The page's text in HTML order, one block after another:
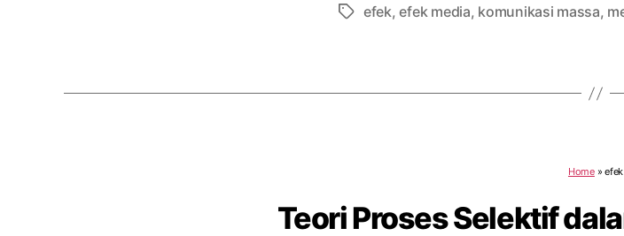
Tagsefek,efek media, komunikasi massa,
Home»efek
Teori Proses Selektif